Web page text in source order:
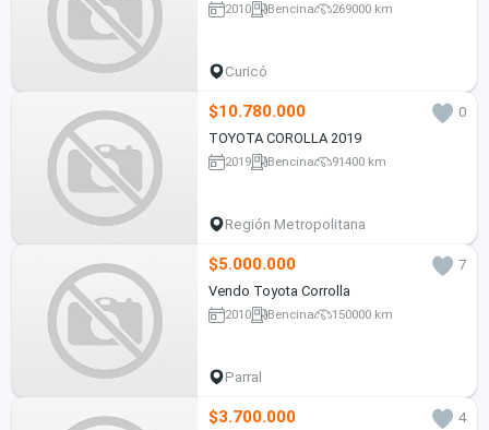
2010 Bencina 269000 km
Curicó
$10.780.000
0
TOYOTA COROLLA 2019
2019 Bencina 91400 km
Región Metropolitana
$5.000.000
7
Vendo Toyota Corrolla
2010 Bencina 150000 km
Parral
$3.700.000
4